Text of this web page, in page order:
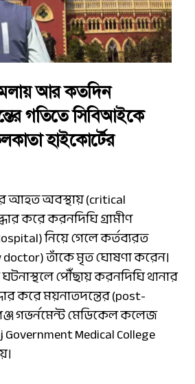
আর কতদিন
গতিতে সিবিআইকে
হাইকোর্টের
আহত অবস্থায় (critical
করে করনদিঘি গ্রামীণ
নিয়ে গেলে কর্তব্যরত
তাঁকে মৃত ঘোষণা করেন।
পৌঁছায় করনদিঘি থানার
করে ময়নাতদন্তের (post-
গভর্নমেন্ট মেডিকেল কলেজ
Government Medical College